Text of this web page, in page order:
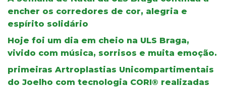
encher os corredores de cor, alegria e
espírito solidário
Hoje foi um dia em cheio na ULS Braga,
vivido com música, sorrisos e muita emoção.
primeiras Artroplastias Unicompartimentais
do Joelho com tecnologia CORI® realizadas